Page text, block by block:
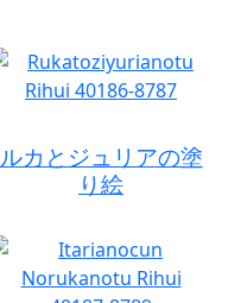
ルカとジュリアの塗
り絵